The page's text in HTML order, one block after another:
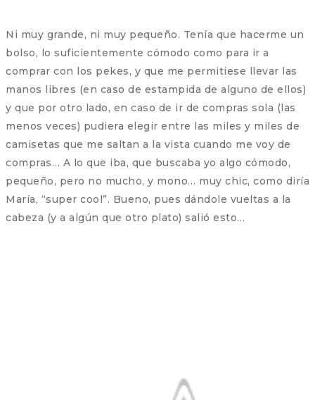
Ni muy grande, ni muy pequeño. Tenía que hacerme un
bolso, lo suficientemente cómodo como para ir a
comprar con los pekes, y que me permitiese llevar las
manos libres (en caso de estampida de alguno de ellos)
y que por otro lado, en caso de ir de compras sola (las
menos veces) pudiera elegir entre las miles y miles de
camisetas que me saltan a la vista cuando me voy de
compras… A lo que iba, que buscaba yo algo cómodo,
pequeño, pero no mucho, y mono… muy chic, como diría
María, “super cool”. Bueno, pues dándole vueltas a la
cabeza (y a algún que otro plato) salió esto…